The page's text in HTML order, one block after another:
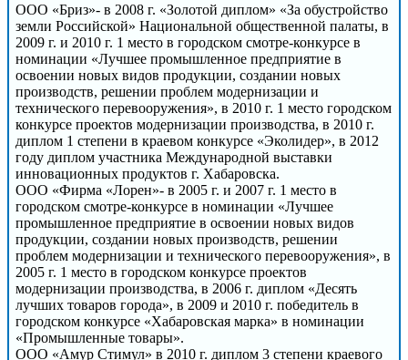
ООО «Бриз»- в 2008 г. «Золотой диплом» «За обустройство
земли Российской» Национальной общественной палаты, в
2009 г. и 2010 г. 1 место в городском смотре-конкурсе в
номинации «Лучшее промышленное предприятие в
освоении новых видов продукции, создании новых
производств, решении проблем модернизации и
технического перевооружения», в 2010 г. 1 место городском
конкурсе проектов модернизации производства, в 2010 г.
диплом 1 степени в краевом конкурсе «Эколидер», в 2012
году диплом участника Международной выставки
инновационных продуктов г. Хабаровска.
ООО «Фирма «Лорен»- в 2005 г. и 2007 г. 1 место в
городском смотре-конкурсе в номинации «Лучшее
промышленное предприятие в освоении новых видов
продукции, создании новых производств, решении
проблем модернизации и технического перевооружения», в
2005 г. 1 место в городском конкурсе проектов
модернизации производства, в 2006 г. диплом «Десять
лучших товаров города», в 2009 и 2010 г. победитель в
городском конкурсе «Хабаровская марка» в номинации
«Промышленные товары».
ООО «Амур Стимул» в 2010 г. диплом 3 степени краевого